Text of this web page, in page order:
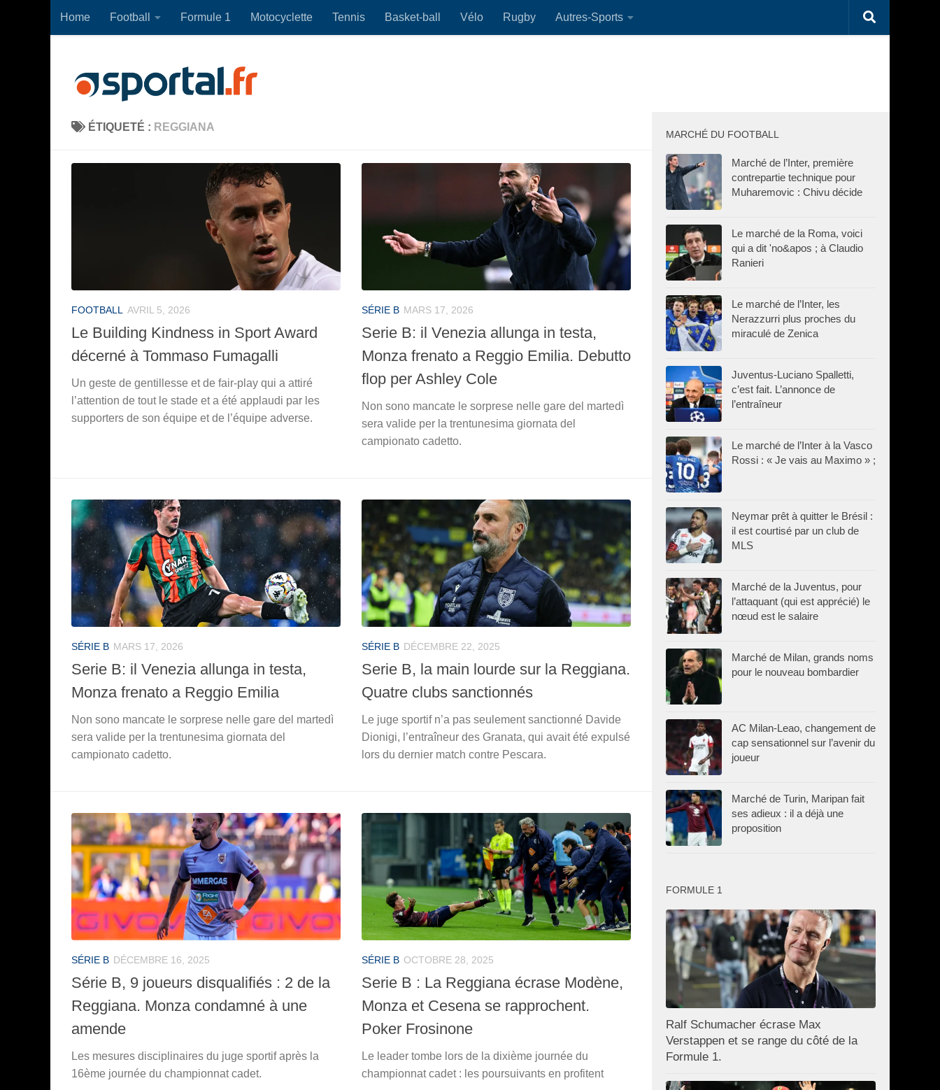
Skip to content
Home Football Formule 1 Motocyclette Tennis Basket-ball Vélo Rugby Autres-Sports
ÉTIQUETÉ : REGGIANA
FOOTBALL AVRIL 5, 2026
Le Building Kindness in Sport Award
décerné à Tommaso Fumagalli
Un geste de gentillesse et de fair-play qui a attiré
l’attention de tout le stade et a été applaudi par les
supporters de son équipe et de l’équipe adverse.
SÉRIE B MARS 17, 2026
Serie B: il Venezia allunga in testa,
Monza frenato a Reggio Emilia. Debutto
flop per Ashley Cole
Non sono mancate le sorprese nelle gare del martedì
sera valide per la trentunesima giornata del
campionato cadetto.
SÉRIE B MARS 17, 2026
Serie B: il Venezia allunga in testa,
Monza frenato a Reggio Emilia
Non sono mancate le sorprese nelle gare del martedì
sera valide per la trentunesima giornata del
campionato cadetto.
SÉRIE B DÉCEMBRE 22, 2025
Serie B, la main lourde sur la Reggiana.
Quatre clubs sanctionnés
Le juge sportif n’a pas seulement sanctionné Davide
Dionigi, l’entraîneur des Granata, qui avait été expulsé
lors du dernier match contre Pescara.
SÉRIE B DÉCEMBRE 16, 2025
Série B, 9 joueurs disqualifiés : 2 de la
Reggiana. Monza condamné à une
amende
Les mesures disciplinaires du juge sportif après la
16ème journée du championnat cadet.
SÉRIE B OCTOBRE 28, 2025
Serie B : La Reggiana écrase Modène,
Monza et Cesena se rapprochent.
Poker Frosinone
Le leader tombe lors de la dixième journée du
championnat cadet : les poursuivants en profitent
MARCHÉ DU FOOTBALL
Marché de l’Inter, première
contrepartie technique pour
Muharemovic : Chivu décide
Le marché de la Roma, voici
qui a dit 'no&apos ; à Claudio
Ranieri
Le marché de l’Inter, les
Nerazzurri plus proches du
miraculé de Zenica
Juventus-Luciano Spalletti,
c’est fait. L’annonce de
l’entraîneur
Le marché de l’Inter à la Vasco
Rossi : « Je vais au Maximo » ;
Neymar prêt à quitter le Brésil :
il est courtisé par un club de
MLS
Marché de la Juventus, pour
l’attaquant (qui est apprécié) le
nœud est le salaire
Marché de Milan, grands noms
pour le nouveau bombardier
AC Milan-Leao, changement de
cap sensationnel sur l’avenir du
joueur
Marché de Turin, Maripan fait
ses adieux : il a déjà une
proposition
FORMULE 1
Ralf Schumacher écrase Max
Verstappen et se range du côté de la
Formule 1.